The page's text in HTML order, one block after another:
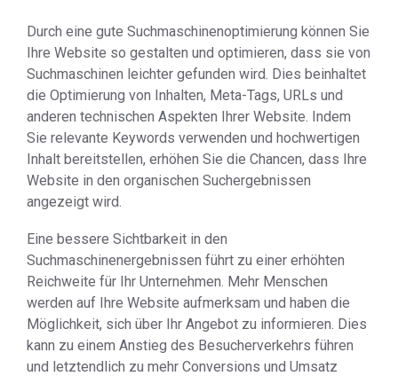
Durch eine gute Suchmaschinenoptimierung können Sie
Ihre Website so gestalten und optimieren, dass sie von
Suchmaschinen leichter gefunden wird. Dies beinhaltet
die Optimierung von Inhalten, Meta-Tags, URLs und
anderen technischen Aspekten Ihrer Website. Indem
Sie relevante Keywords verwenden und hochwertigen
Inhalt bereitstellen, erhöhen Sie die Chancen, dass Ihre
Website in den organischen Suchergebnissen
angezeigt wird.
Eine bessere Sichtbarkeit in den
Suchmaschinenergebnissen führt zu einer erhöhten
Reichweite für Ihr Unternehmen. Mehr Menschen
werden auf Ihre Website aufmerksam und haben die
Möglichkeit, sich über Ihr Angebot zu informieren. Dies
kann zu einem Anstieg des Besucherverkehrs führen
und letztendlich zu mehr Conversions und Umsatz